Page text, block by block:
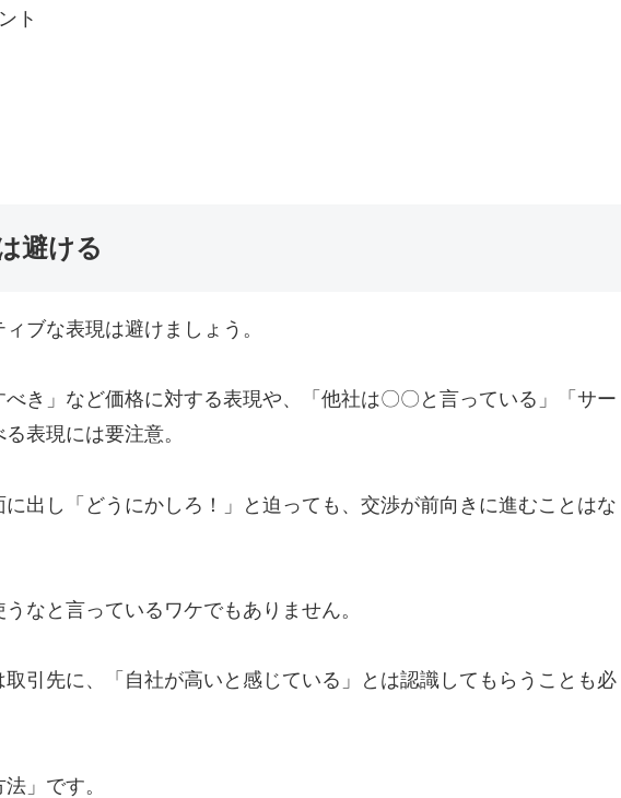
ト
避ける
ブな表現は避けましょう。
き」など価格に対する表現や、「他社は〇〇と言っている」「サー
表現には要注意。
出し「どうにかしろ！」と迫っても、交渉が前向きに進むことはな
なと言っているワケでもありません。
引先に、「自社が高いと感じている」とは認識してもらうことも必
」です。